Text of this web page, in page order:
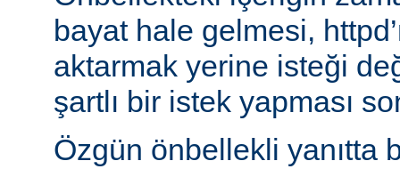
bayat hale gelmesi,
aktarmak yerine isteği
şartlı bir istek yapması
Özgün önbellekli yanıtta